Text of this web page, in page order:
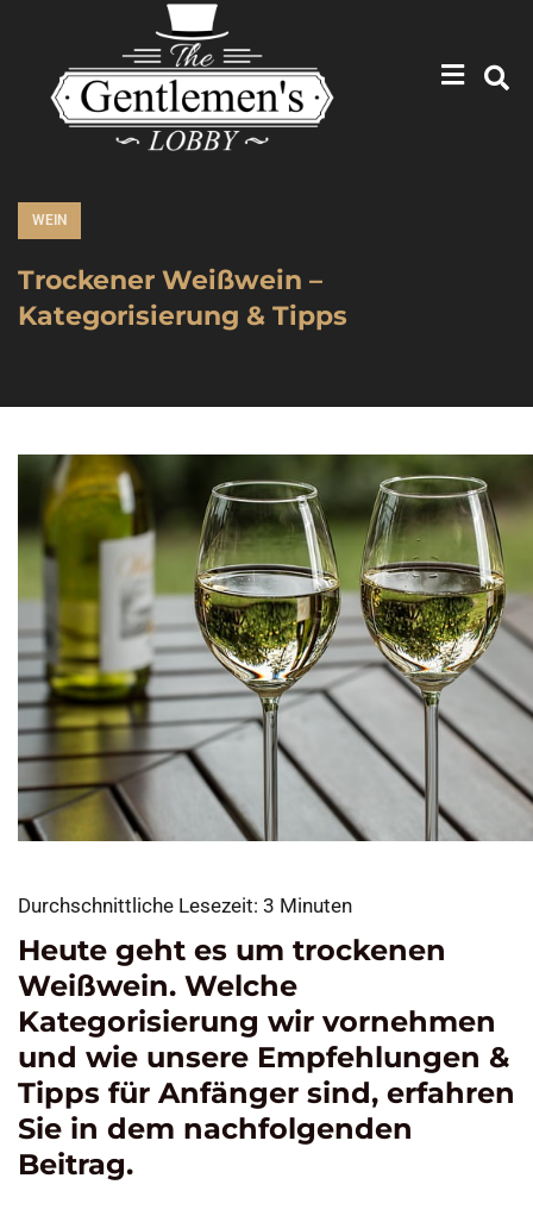
WEIN
Trockener Weißwein –
Kategorisierung & Tipps
Durchschnittliche Lesezeit: 3 Minuten
Heute geht es um trockenen
Weißwein. Welche
Kategorisierung wir vornehmen
und wie unsere Empfehlungen &
Tipps für Anfänger sind, erfahren
Sie in dem nachfolgenden
Beitrag.